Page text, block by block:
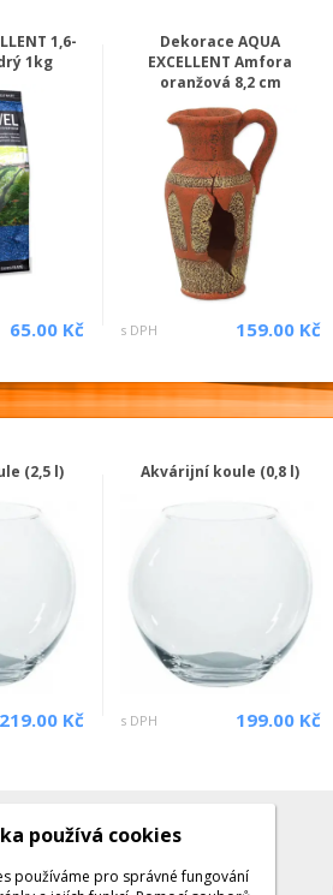
1,6-
1kg
65.00 Kč
Dekorace AQUA
EXCELLENT Amfora
oranžová 8,2 cm
s DPH 159.00 Kč
(2,5 l)
219.00 Kč
Akvárijní koule (0,8 l)
s DPH 199.00 Kč
nás
používá cookies
používáme pro správné fungování